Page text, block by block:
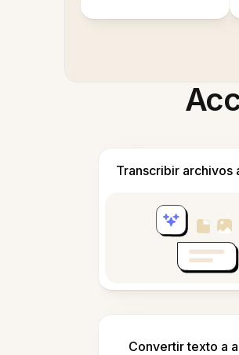
Transcribir archivos
Convertir texto a